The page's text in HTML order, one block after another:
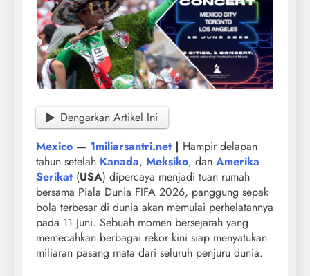
Dengarkan Artikel Ini
Mexico — 1miliarsantri.net | Hampir delapan
tahun setelah Kanada, Meksiko, dan Amerika
Serikat (USA) dipercaya menjadi tuan rumah
bersama Piala Dunia FIFA 2026, panggung sepak
bola terbesar di dunia akan memulai perhelatannya
pada 11 Juni. Sebuah momen bersejarah yang
memecahkan berbagai rekor kini siap menyatukan
miliaran pasang mata dari seluruh penjuru dunia.